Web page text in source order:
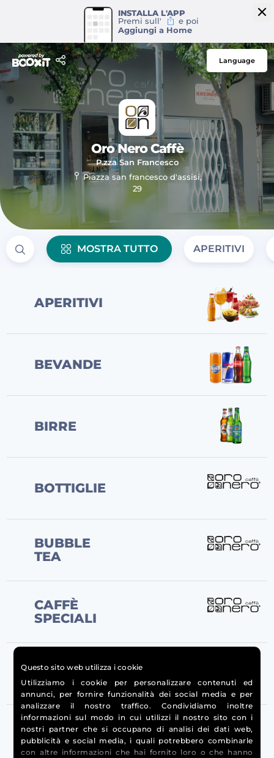
Questo sito web utilizza i cookie
Utilizziamo i cookie per personalizzare contenuti ed
annunci, per fornire funzionalità dei social media e per
analizzare il nostro traffico. Condividiamo inoltre
informazioni sul modo in cui utilizzi il nostro sito con i
nostri partner che si occupano di analisi dei dati web,
pubblicità e social media, i quali potrebbero combinarle
con altre informazioni che hai fornito loro o che hanno
INSTALLA L'APP
Premi sull'
e poi
Aggiungi a Home
Language
Oro Nero Caffè
- P.zza San
francesco
P.zza San Francesco
Piazza san francesco d'assisi,
29
MOSTRA TUTTO APERITIVI
APERITIVI
BEVANDE
BIRRE
BOTTIGLIE
BUBBLE
TEA
CAFFÈ
SPECIALI
CAFFETTERIA
CHAMPAGNE